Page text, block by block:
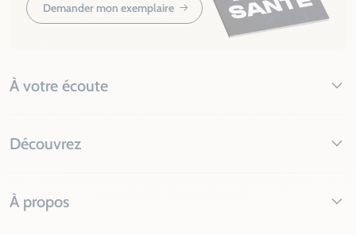
Demander mon exemplaire
À votre écoute
Découvrez
À propos